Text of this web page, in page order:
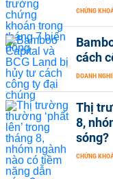
CHỨNG
cách
DOANH
Thị
8,
sóng?
CHỨNG